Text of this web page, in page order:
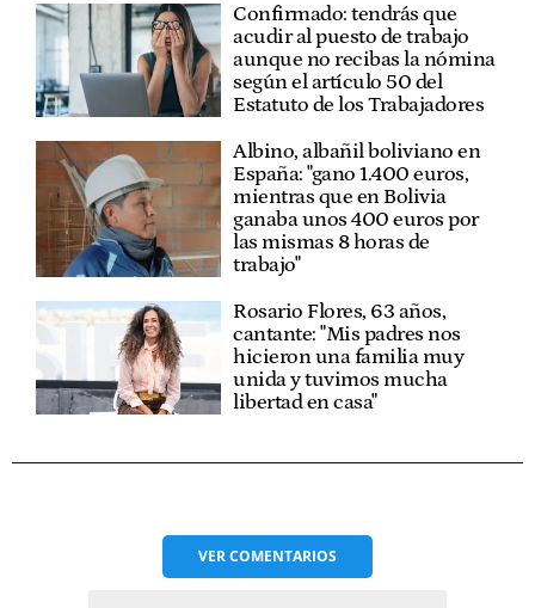
Confirmado: tendrás que
acudir al puesto de trabajo
aunque no recibas la nómina
según el artículo 50 del
Estatuto de los Trabajadores
Albino, albañil boliviano en
España: "gano 1.400 euros,
mientras que en Bolivia
ganaba unos 400 euros por
las mismas 8 horas de
trabajo"
Rosario Flores, 63 años,
cantante: "Mis padres nos
hicieron una familia muy
unida y tuvimos mucha
libertad en casa"
VERCOMENTARIOS